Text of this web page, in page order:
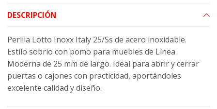
DESCRIPCIÓN
Perilla Lotto Inoxx Italy 25/Ss de acero inoxidable.
Estilo sobrio con pomo para muebles de Línea
Moderna de 25 mm de largo. Ideal para abrir y cerrar
puertas o cajones con practicidad, aportándoles
excelente calidad y diseño.